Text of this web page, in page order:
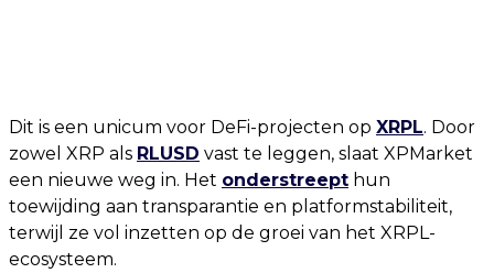
Dit is een unicum voor DeFi-projecten op XRPL. Door
zowel XRP als RLUSD vast te leggen, slaat XPMarket
een nieuwe weg in. Het onderstreept hun
toewijding aan transparantie en platformstabiliteit,
terwijl ze vol inzetten op de groei van het XRPL-
ecosysteem.